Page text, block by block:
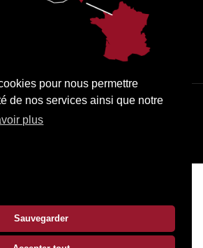
pour nous permettre
de nos services ainsi que notre
plus
Sauvegarder
MENTIONS LÉGALES ACCESSIBILITÉ